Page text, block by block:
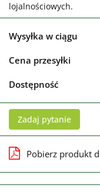
lojalnościowych.
Wysyłka w ciągu
Cena przesyłki
Dostępność
Zadaj pytanie
Pobierz produkt